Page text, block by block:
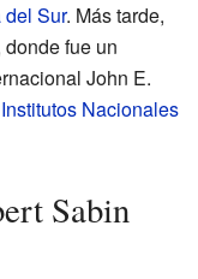
Sur. Más tarde,
fue un
John E.
Institutos Nacionales
Sabin